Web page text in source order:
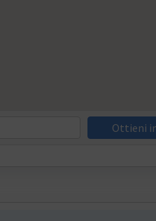
Ottieni